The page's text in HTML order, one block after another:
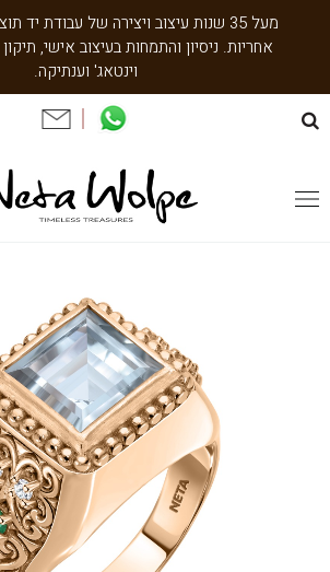
מעל 35 שנות עיצוב ויצירה של עבודת
אחריות. ניסיון והתמחות בעיצוב אישי,
וינטאג' וענתיקה.